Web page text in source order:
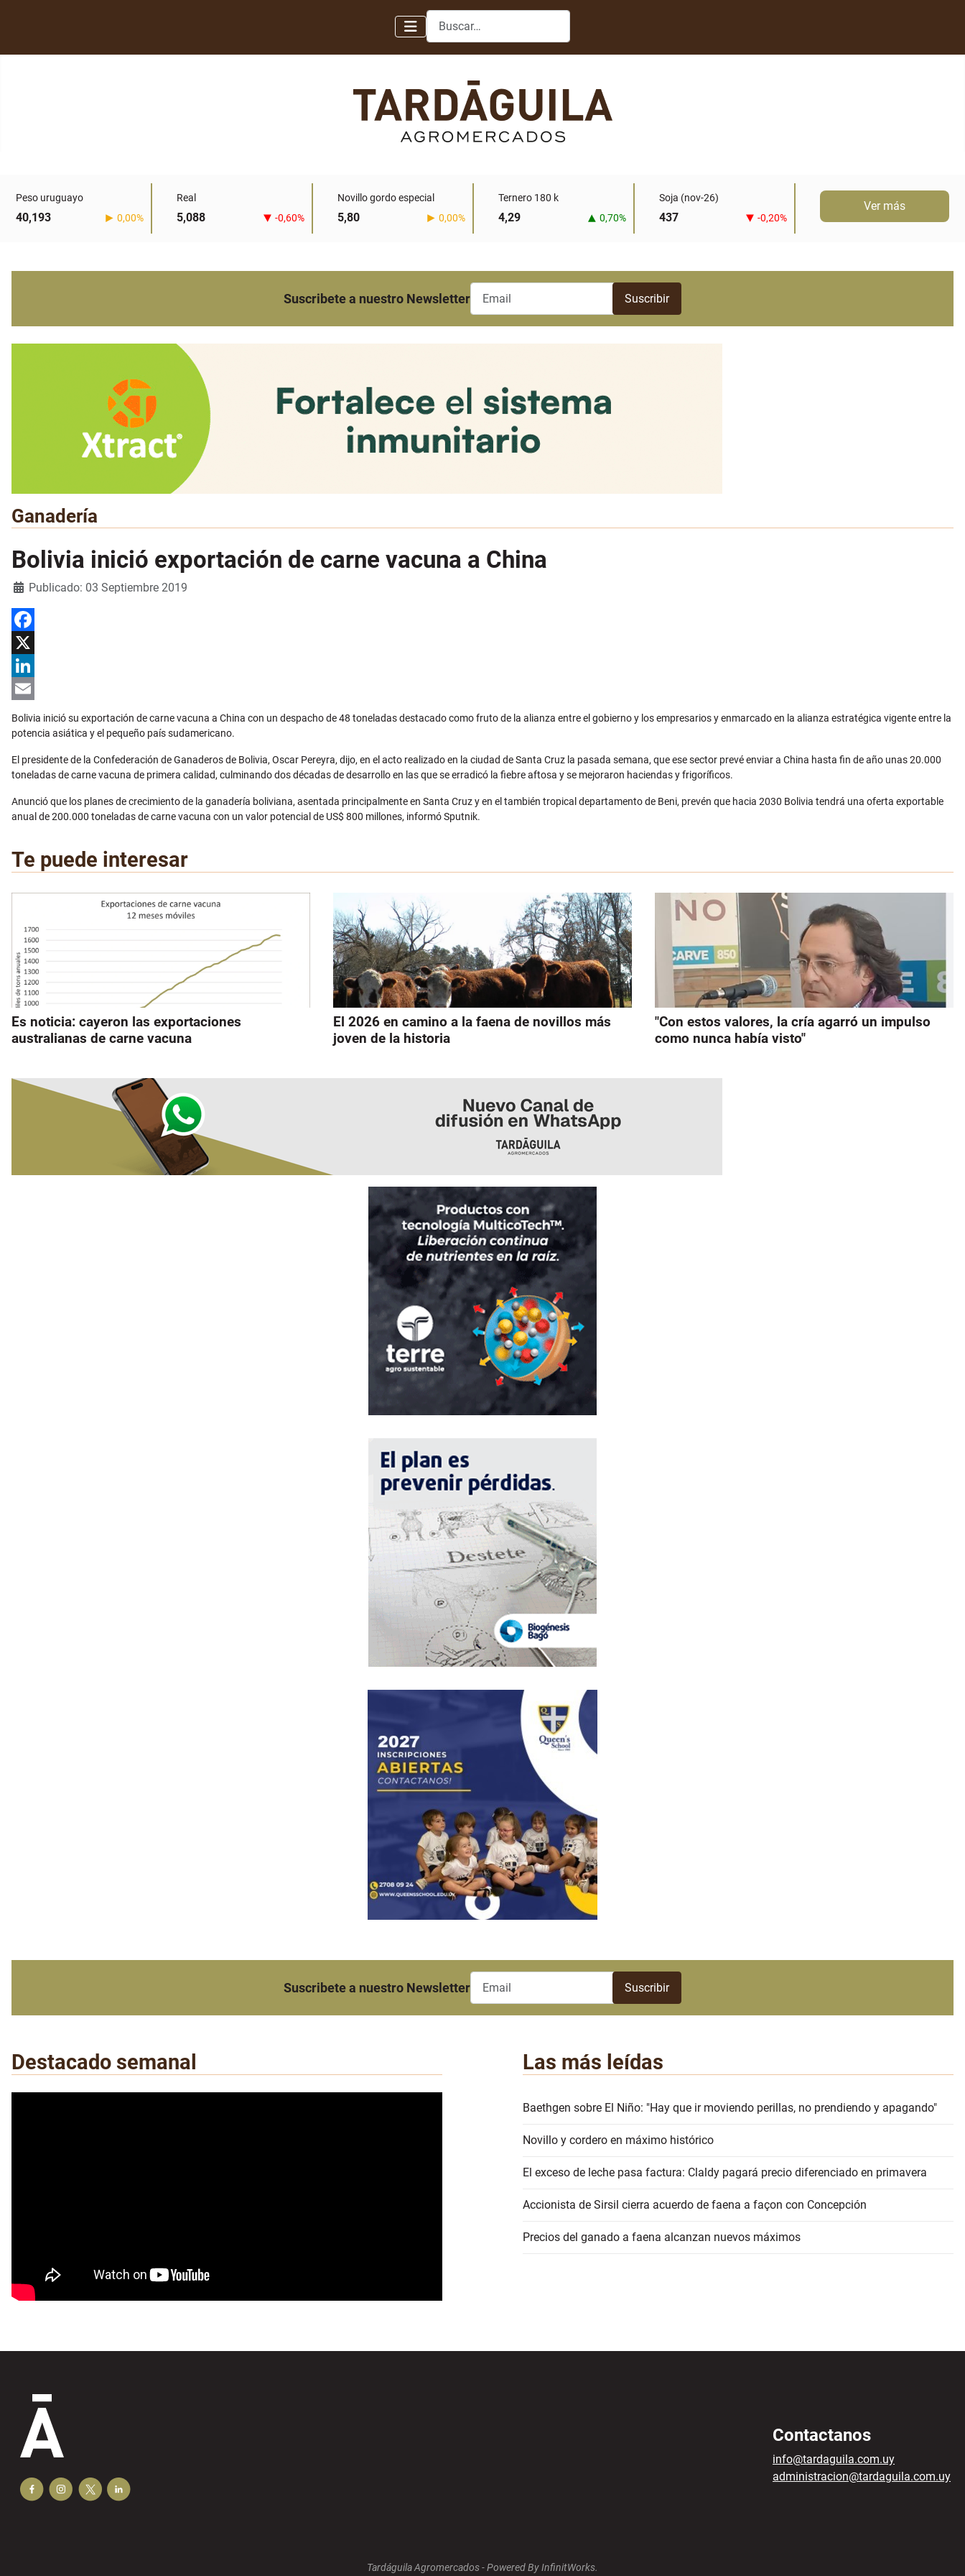
Buscar
Peso uruguayo
40,193 0,00%
Real
5,088 -0,60%
Novillo gordo especial
5,80 0,00%
Ternero 180 k
4,29 0,70%
Soja (nov-26)
437 -0,20%
Ver más
Suscribete a nuestro Newsletter
Ganadería
Bolivia inició exportación de carne vacuna a China
Detalles
Publicado: 03 Septiembre 2019
Facebook
X
LinkedIn
Email
Bolivia inició su exportación de carne vacuna a China con un despacho de 48 toneladas destacado como fruto de la alianza entre el gobierno y los empresarios y enmarcado en la alianza estratégica vigente entre la
potencia asiática y el pequeño país sudamericano.
El presidente de la Confederación de Ganaderos de Bolivia, Oscar Pereyra, dijo, en el acto realizado en la ciudad de Santa Cruz la pasada semana, que ese sector prevé enviar a China hasta fin de año unas 20.000
toneladas de carne vacuna de primera calidad, culminando dos décadas de desarrollo en las que se erradicó la fiebre aftosa y se mejoraron haciendas y frigoríficos.
Anunció que los planes de crecimiento de la ganadería boliviana, asentada principalmente en Santa Cruz y en el también tropical departamento de Beni, prevén que hacia 2030 Bolivia tendrá una oferta exportable
anual de 200.000 toneladas de carne vacuna con un valor potencial de US$ 800 millones, informó Sputnik.
Te puede interesar
Es noticia: cayeron las exportaciones
australianas de carne vacuna
El 2026 en camino a la faena de novillos más
joven de la historia
"Con estos valores, la cría agarró un impulso
como nunca había visto"
Suscribete a nuestro Newsletter
Destacado semanal Las más leídas
Baethgen sobre El Niño: "Hay que ir moviendo perillas, no prendiendo y apagando"
Novillo y cordero en máximo histórico
El exceso de leche pasa factura: Claldy pagará precio diferenciado en primavera
Accionista de Sirsil cierra acuerdo de faena a façon con Concepción
Precios del ganado a faena alcanzan nuevos máximos
Contactanos
info@tardaguila.com.uy
administracion@tardaguila.com.uy
Tardáguila Agromercados -Powered By InfinitWorks.